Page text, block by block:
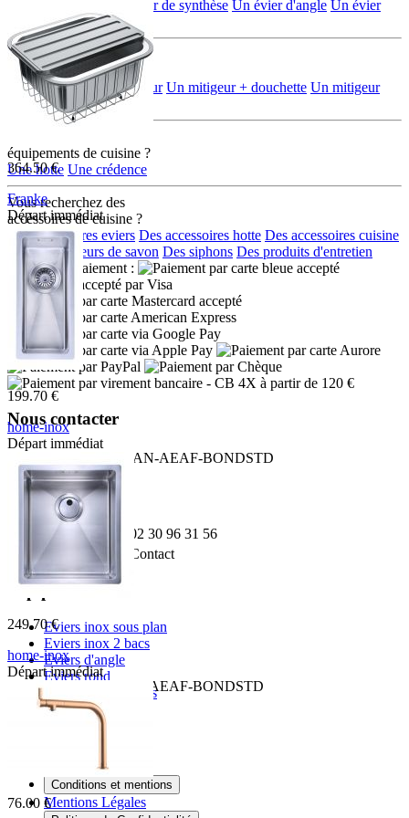
364.50 €
Franke
646692
Départ immédiat
199.70 €
home-inox
HI-16x40R10-VIDMAN-AEAF-BONDSTD
Départ immédiat
249.70 €
home-inox
HI-34x40R10-VAUTO-AEAF-BONDSTD
Départ immédiat
76.00 €
Un évier de synthèse Un évier d'angle Un évier
rond/ovale
Vous recherchez
une robinetterie ?
Un mélangeur Un mitigeur Un mitigeur + douchette Un mitigeur
multi-jets + douchette
équipements de cuisine ?
Une hotte Une crédence
Vous recherchez des
accéssoires de cuisine ?
Des accessoires eviers Des accessoires hotte Des accessoires cuisine
Des distributeurs de savon Des siphons Des produits d'entretien
Moyens de paiement :
- CB 4X à partir de 120 €
Nous contacter
Boulevard de l'Odet
Village des artisans
35740 PACE
Téléphone:
02 30 96 31 56
Contact
Eviers inox sous plan
Eviers inox 2 bacs
Eviers d'angle
Eviers rond
Eviers granit 2 bacs
Informations
Livraison
Conditions et mentions
Mentions Légales